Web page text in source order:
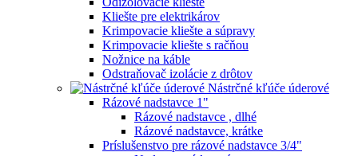
Kliešte pre elektrikárov
Krimpovacie kliešte a súpravy
Krimpovacie kliešte s račňou
Nožnice na káble
Odstraňovač izolácie z drôtov
Nástrčné kľúče úderové
Rázové nadstavce 1"
Rázové nadstavce , dlhé
Rázové nadstavce, krátke
Príslušenstvo pre rázové nadstavce 3/4"